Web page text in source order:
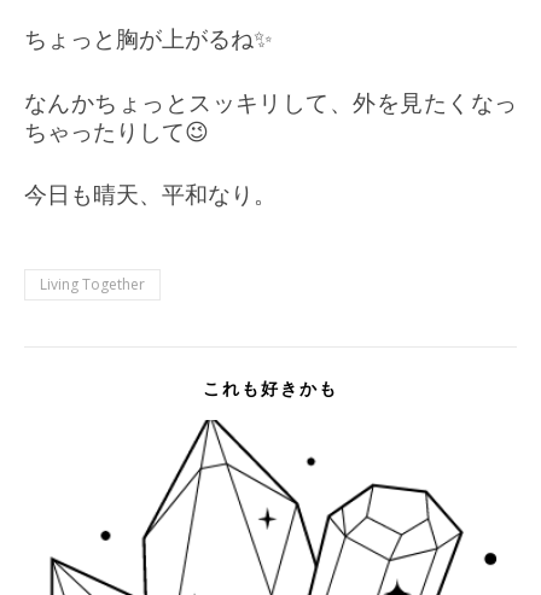
ちょっと胸が上がるね✨
なんかちょっとスッキリして、外を見たくなっ
ちゃったりして😉
今日も晴天、平和なり。
Living Together
これも好きかも